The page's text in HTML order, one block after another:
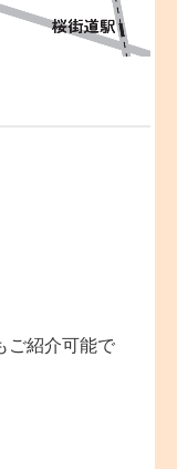
ご紹介可能で